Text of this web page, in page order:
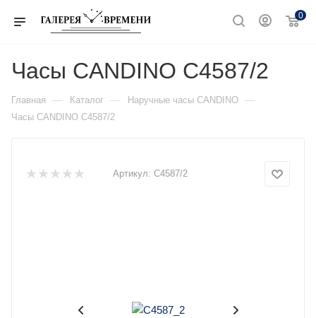
0
Часы CANDINO C4587/2
Главная — Каталог — Наручные часы CANDINO —
Часы CANDINO C4587/2
Артикул: C4587/2